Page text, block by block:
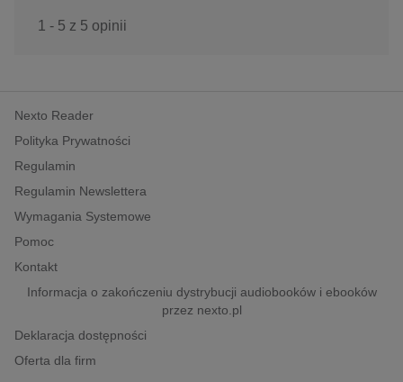
1 - 5 z 5 opinii
Nexto Reader
Polityka Prywatności
Regulamin
Regulamin Newslettera
Wymagania Systemowe
Pomoc
Kontakt
Informacja o zakończeniu dystrybucji audiobooków i ebooków
przez nexto.pl
Deklaracja dostępności
Oferta dla firm